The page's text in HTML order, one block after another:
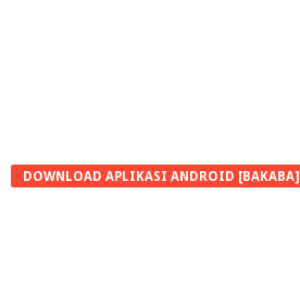
DOWNLOAD APLIKASI ANDROID [BAKABA]